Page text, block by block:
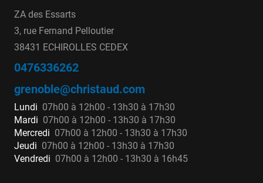
ZA des Essarts
3, rue Fernand Pelloutier
38431 ECHIROLLES CEDEX
0476336262
grenoble@christaud.com
Lundi 07h00 à 12h00 - 13h30 à 17h30
Mardi 07h00 à 12h00 - 13h30 à 17h30
Mercredi 07h00 à 12h00 - 13h30 à 17h30
Jeudi 07h00 à 12h00 - 13h30 à 17h30
Vendredi 07h00 à 12h00 - 13h30 à 16h45